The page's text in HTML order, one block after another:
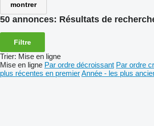
montrer
50 annonces: Résultats de
Filtre
Trier: Mise en ligne
Mise en ligne Par ordre décroissant Par ordre
plus récentes en premierAnnée - les plus